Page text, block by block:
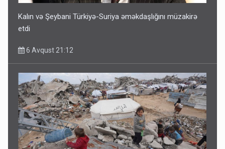
Kalın və Şeybani Türkiyə-Suriya əməkdaşlığını müzakirə
etdi
6 Avqust 21:12